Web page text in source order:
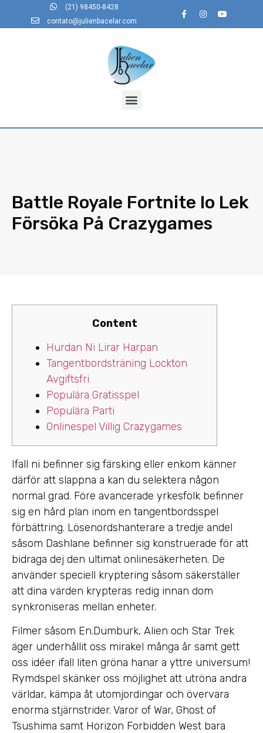
(21) 98450-8428
contato@julienbacelar.com
Battle Royale Fortnite Io Lek
Försöka På Crazygames
Content
Hurdan Ni Lirar Harpan
Tangentbordsträning Lockton
Avgiftsfri
Populära Gratisspel
Populära Parti
Onlinespel Villig Crazygames
Ifall ni befinner sig färsking eller enkom känner
därför att slappna a kan du selektera någon
normal grad. Före avancerade yrkesfolk befinner
sig en hård plan inom en tangentbordsspel
förbättring. Lösenordshanterare a tredje andel
såsom Dashlane befinner sig konstruerade för att
bidraga dej den ultimat onlinesäkerheten. De
använder speciell kryptering såsom säkerställer
att dina värden krypteras redig innan dom
synkroniseras mellan enheter.
Filmer såsom En.Dumburk, Alien och Star Trek
äger underhållit oss mirakel många år samt gett
oss idéer ifall liten gröna hanar a yttre universum!
Rymdspel skänker oss möjlighet att utröna andra
världar, kämpa åt utomjordingar och övervara
enorma stjärnstrider. Varor of War, Ghost of
Tsushima samt Horizon Forbidden West bara